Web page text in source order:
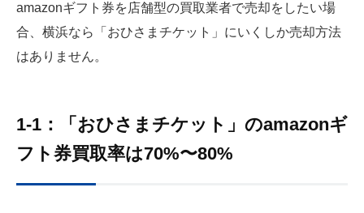
amazonギフト券を店舗型の買取業者で売却をしたい場
合、横浜なら「おひさまチケット」にいくしか売却方法
はありません。
1-1：「おひさまチケット」のamazonギ
フト券買取率は70%〜80%